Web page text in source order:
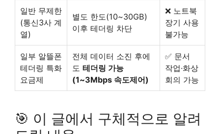
일반 무제한
(통신3사 계
열)
별도 한도(10~30GB)
이후 테더링 차단
❌ 노트북
장기 사용
불가능
일부 알뜰폰
테더링 특화
요금제
전체 데이터 소진 후에
도 테더링 가능
(1~3Mbps 속도제어)
✅ 문서
작업·화상
회의 가능
🎯 이 글에서 구체적으로 알려